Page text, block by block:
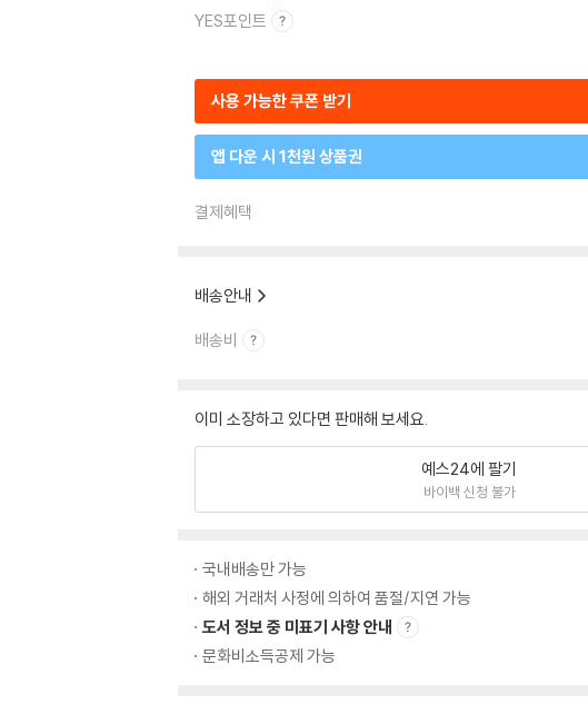
YES포인트
사용 가능한 쿠폰 받기
앱 다운 시 1천원 상품권
결제혜택
배송안내
배송비
이미 소장하고 있다면 판매해 보세요.
예스24에 팔기
바이백 신청 불가
국내배송만 가능
해외 거래처 사정에 의하여 품절/지연 가능
도서 정보 중 미표기 사항 안내
문화비소득공제 가능